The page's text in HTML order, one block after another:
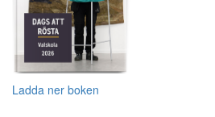
Ladda ner boken